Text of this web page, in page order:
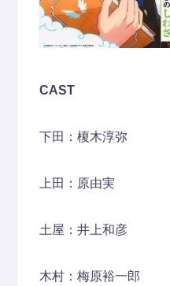
CAST
下田：榎木淳弥
上田：原由実
土屋：井上和彦
木村：梅原裕一郎